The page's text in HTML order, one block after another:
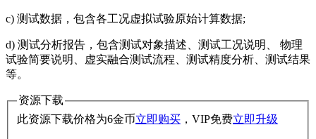
c) 测试数据，包含各工况虚拟试验原始计算数据;
d) 测试分析报告，包含测试对象描述、测试工况说明、 物理
试验简要说明、虚实融合测试流程、测试精度分析、测试结果
等。
资源下载
此资源下载价格为6金币立即购买 ，VIP免费立即升级